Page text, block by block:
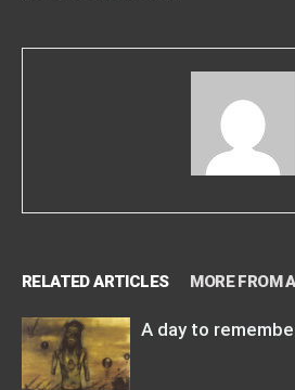
RELATED ARTICLES MORE FROM
A day to